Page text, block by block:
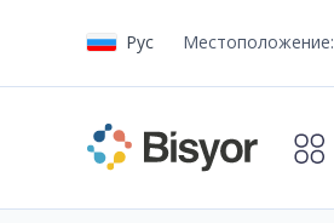
Рус Местоположение: